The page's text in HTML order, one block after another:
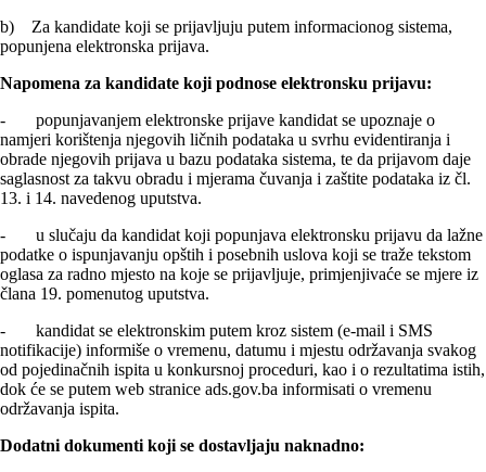
b) Za kandidate koji se prijavljuju putem informacionog sistema,
popunjena elektronska prijava.
Napomena za kandidate koji podnose elektronsku prijavu:
- popunjavanjem elektronske prijave kandidat se upoznaje o
namjeri korištenja njegovih ličnih podataka u svrhu evidentiranja i
obrade njegovih prijava u bazu podataka sistema, te da prijavom daje
saglasnost za takvu obradu i mjerama čuvanja i zaštite podataka iz čl.
13. i 14. navedenog uputstva.
- u slučaju da kandidat koji popunjava elektronsku prijavu da lažne
podatke o ispunjavanju opštih i posebnih uslova koji se traže tekstom
oglasa za radno mjesto na koje se prijavljuje, primjenjivaće se mjere iz
člana 19. pomenutog uputstva.
- kandidat se elektronskim putem kroz sistem (e-mail i SMS
notifikacije) informiše o vremenu, datumu i mjestu održavanja svakog
od pojedinačnih ispita u konkursnoj proceduri, kao i o rezultatima istih,
dok će se putem web stranice ads.gov.ba informisati o vremenu
održavanja ispita.
Dodatni dokumenti koji se dostavljaju naknadno: